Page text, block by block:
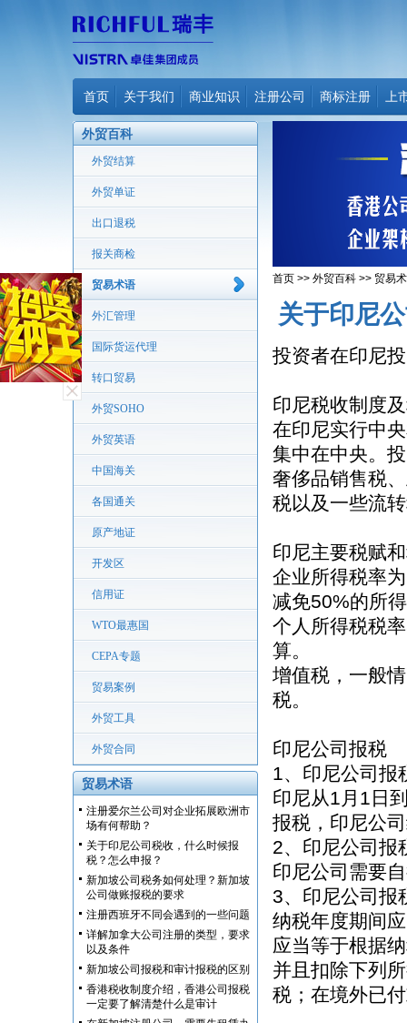
首页 关于我们 商业知识 注册公司 商标注册 上
外贸百科
外贸结算
外贸单证
出口退税
报关商检
贸易术语
外汇管理
国际货运代理
转口贸易
外贸SOHO
外贸英语
中国海关
各国通关
原产地证
开发区
信用证
WTO最惠国
CEPA专题
贸易案例
外贸工具
外贸合同
贸易术语
注册爱尔兰公司对企业拓展欧洲市
场有何帮助？
关于印尼公司税收，什么时候报
税？怎么申报？
新加坡公司税务如何处理？新加坡
公司做账报税的要求
注册西班牙不同会遇到的一些问题
详解加拿大公司注册的类型，要求
以及条件
新加坡公司报税和审计报税的区别
香港税收制度介绍，香港公司报税
一定要了解清楚什么是审计
首页 >> 外贸百科 >> 贸易
关于印尼
投资者在印尼
印尼税收制度
在印尼实行中
集中在中央。
奢侈品销售税
税以及一些流
印尼主要税赋
企业所得税率
减免50%的所
个人所得税税
算。
增值税，一般
税。
印尼公司报税
1、印尼公司报
印尼从1月1日
报税，印尼公
2、印尼公司报
印尼公司需要
3、印尼公司报
纳税年度期间
应当等于根据
并且扣除下列
税；在境外已